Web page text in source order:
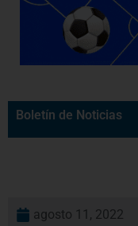
Boletín de Noticias
agosto 11, 2022